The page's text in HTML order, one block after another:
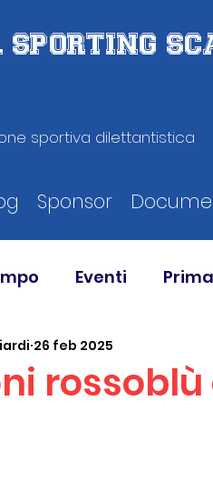
SPORTING
sportiva dilettantistica
Sponsor
Eventi
26 feb 2025